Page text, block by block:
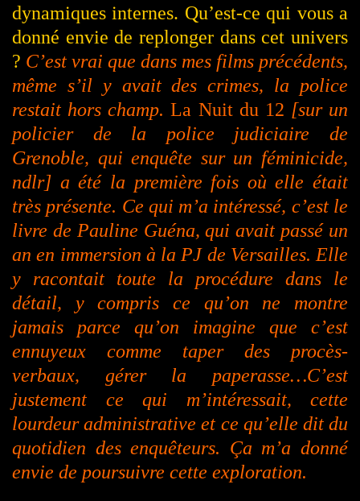
dynamiques internes. Qu’est-ce qui vous a
donné envie de replonger dans cet univers
? C’est vrai que dans mes films précédents,
même s’il y avait des crimes, la police
restait hors champ. La Nuit du 12 [sur un
policier de la police judiciaire de
Grenoble, qui enquête sur un féminicide,
ndlr] a été la première fois où elle était
très présente. Ce qui m’a intéressé, c’est le
livre de Pauline Guéna, qui avait passé un
an en immersion à la PJ de Versailles. Elle
y racontait toute la procédure dans le
détail, y compris ce qu’on ne montre
jamais parce qu’on imagine que c’est
ennuyeux comme taper des procès-
verbaux, gérer la paperasse…C’est
justement ce qui m’intéressait, cette
lourdeur administrative et ce qu’elle dit du
quotidien des enquêteurs. Ça m’a donné
envie de poursuivre cette exploration.